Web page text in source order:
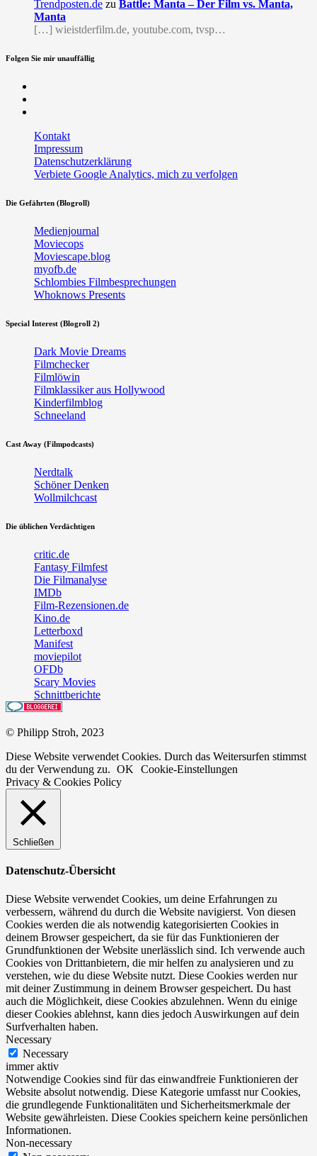
Trendposten.de zu Battle: Manta – Der Film vs. Manta,
Manta
[…] wieistderfilm.de, youtube.com, tvsp…
Folgen Sie mir unauffällig
Kontakt
Impressum
Datenschutzerklärung
Verbiete Google Analytics, mich zu verfolgen
Die Gefährten (Blogroll)
Medienjournal
Moviecops
Moviescape.blog
myofb.de
Schlombies Filmbesprechungen
Whoknows Presents
Special Interest (Blogroll 2)
Dark Movie Dreams
Filmchecker
Filmlöwin
Filmklassiker aus Hollywood
Kinderfilmblog
Schneeland
Cast Away (Filmpodcasts)
Nerdtalk
Schöner Denken
Wollmilchcast
Die üblichen Verdächtigen
critic.de
Fantasy Filmfest
Die Filmanalyse
IMDb
Film-Rezensionen.de
Kino.de
Letterboxd
Manifest
moviepilot
OFDb
Scary Movies
Schnittberichte
© Philipp Stroh, 2023
Diese Website verwendet Cookies. Durch das Weitersurfen stimmst
du der Verwendung zu. OK
Cookie-Einstellungen
Privacy & Cookies Policy
Schließen
Datenschutz-Übersicht
Diese Website verwendet Cookies, um deine Erfahrungen zu
verbessern, während du durch die Website navigierst. Von diesen
Cookies werden die als notwendig kategorisierten Cookies in
deinem Browser gespeichert, da sie für das Funktionieren der
Grundfunktionen der Website unerlässlich sind. Ich verwende auch
Cookies von Drittanbietern, die mir helfen zu analysieren und zu
verstehen, wie du diese Website nutzt. Diese Cookies werden nur
mit deiner Zustimmung in deinem Browser gespeichert. Du hast
auch die Möglichkeit, diese Cookies abzulehnen. Wenn du einige
dieser Cookies ablehnst, kann dies jedoch Auswirkungen auf dein
Surfverhalten haben.
Necessary
Necessary
immer aktiv
Notwendige Cookies sind für das einwandfreie Funktionieren der
Website absolut notwendig. Diese Kategorie umfasst nur Cookies,
die grundlegende Funktionalitäten und Sicherheitsmerkmale der
Website gewährleisten. Diese Cookies speichern keine persönlichen
Informationen.
Non-necessary